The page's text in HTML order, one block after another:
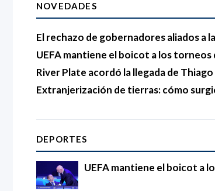
NOVEDADES
El rechazo de gobernadores aliados a
UEFA mantiene el boicot a los
River Plate acordó la llegada de
Extranjerización de tierras: cómo
DEPORTES
UEFA mantiene el boicot a